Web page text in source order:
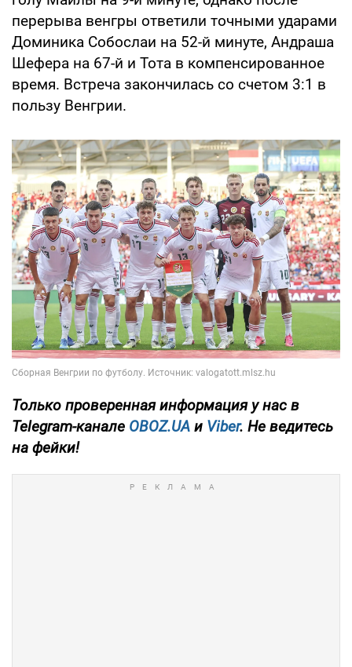
перерыва венгры ответили точными ударами
Доминика Собослаи на 52-й минуте, Андраша
Шефера на 67-й и Тота в компенсированное
время. Встреча закончилась со счетом 3:1 в
пользу Венгрии.
Только проверенная информация у нас в
Telegram-канале OBOZ.UA и Viber. Не ведитесь
на фейки!